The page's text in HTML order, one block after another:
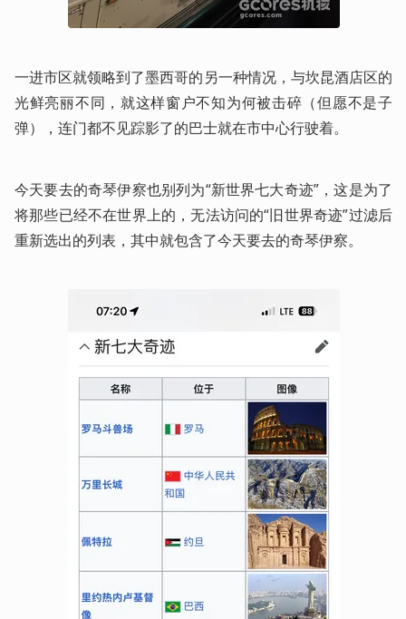
一进市区就领略到了墨西哥的另一种情况，与坎昆酒店区的
光鲜亮丽不同，就这样窗户不知为何被击碎（但愿不是子
弹），连门都不见踪影了的巴士就在市中心行驶着。
今天要去的奇琴伊察也别列为“新世界七大奇迹”，这是为了
将那些已经不在世界上的，无法访问的“旧世界奇迹”过滤后
重新选出的列表，其中就包含了今天要去的奇琴伊察。